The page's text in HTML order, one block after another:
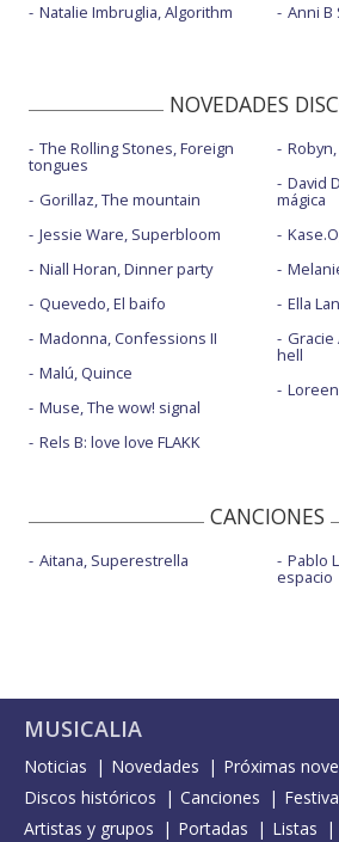
Natalie Imbruglia, Algorithm
Anni B
NOVEDADES
The Rolling Stones, Foreign
tongues
Gorillaz, The mountain
Jessie Ware, Superbloom
Niall Horan, Dinner party
Quevedo, El baifo
Madonna, Confessions II
Malú, Quince
Muse, The wow! signal
Rels B: love love FLAKK
David
mágica
Ella
Gracie
hell
CANCIONES
Aitana, Superestrella Pablo
espacio
MUSICALIA
Noticias Novedades
Próximas
Discos históricos
Canciones
Artistas y grupos
Portadas Listas